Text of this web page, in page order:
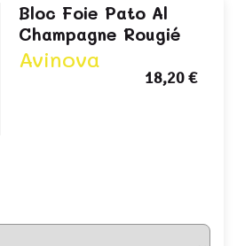
Bloc Foie Pato Al
Champagne Rougié
Avinova
18,20 €